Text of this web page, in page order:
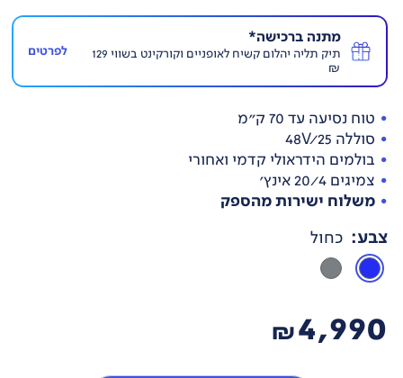
מתנה ברכישה*
תיק תליה יהלום קשיח לאופניים וקורקינט בשווי 129
₪
לפרטים
טוח נסיעה עד 70 ק"מ
סוללה 48V/25
בולמים הידראולי קדמי ואחורי
צמיגים 20/4 אינץ'
משלוח ישירות מהספק
צבע: כחול
4,990
₪